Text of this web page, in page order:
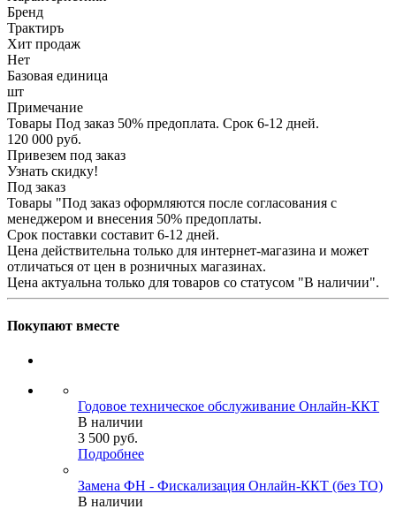
Бренд
Трактиръ
Хит продаж
Нет
Базовая единица
шт
Примечание
Товары Под заказ 50% предоплата. Срок 6-12 дней.
120 000 руб.
Привезем под заказ
Узнать скидку!
Под заказ
Товары "Под заказ оформляются после согласования с
менеджером и внесения 50% предоплаты.
Срок поставки составит 6-12 дней.
Цена действительна только для интернет-магазина и может
отличаться от цен в розничных магазинах.
Цена актуальна только для товаров со статусом "В наличии".
Покупают вместе
Годовое техническое обслуживание Онлайн-ККТ
В наличии
3 500 руб.
Подробнее
Замена ФН - Фискализация Онлайн-ККТ (без ТО)
В наличии